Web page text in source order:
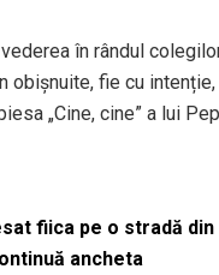
în rândul
fie cu
„Cine, cine” a lui
fiica pe o stradă
ancheta